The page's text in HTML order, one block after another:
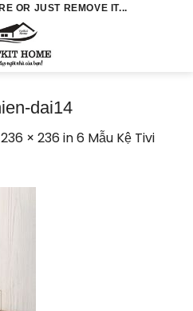
OR JUST REMOVE IT...
dai14
236 × 236 in6 Mẫu Kệ Tivi